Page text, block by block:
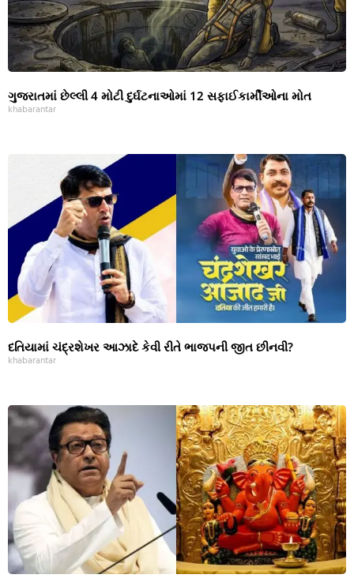
ગુજરાતમાં છેલ્લી 4 મોટી દુર્ઘટનાઓમાં 12 સફાઈકાર્મીઓના મોત
khabarantar
દતિયામાં ચંદ્રશેખર આઝાદે કેવી રીતે ભાજપની જીત છીનવી?
khabarantar